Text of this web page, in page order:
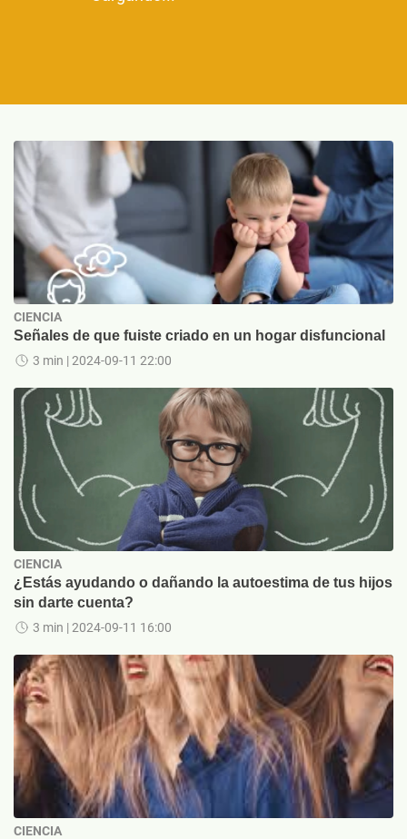
CIENCIA
Señales de que fuiste criado en un hogar disfuncional
3 min | 2024-09-11 22:00
CIENCIA
¿Estás ayudando o dañando la autoestima de tus hijos
sin darte cuenta?
3 min | 2024-09-11 16:00
CIENCIA